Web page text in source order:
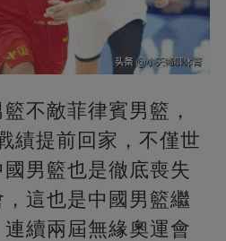
不敵菲律賓男籃，
績提前回家，不僅世
男籃也是徹底喪失
這也是中國男籃繼
續兩屆無緣奧運會